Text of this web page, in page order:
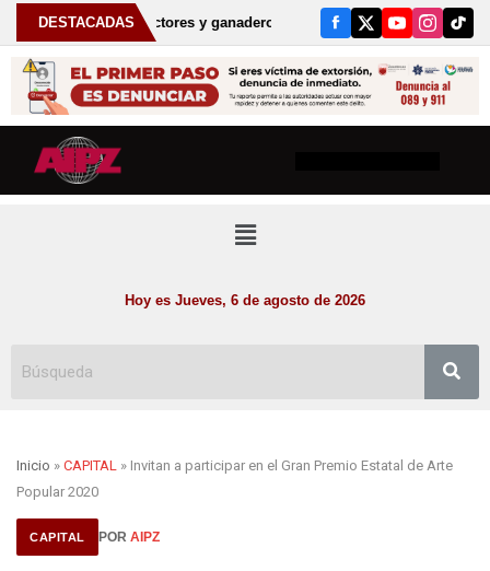
DESTACADAS
productores y ganaderos, anuncia Gobernador David Monreal nueva
Hoy es Jueves, 6 de agosto de 2026
Inicio » CAPITAL » Invitan a participar en el Gran Premio Estatal de Arte
Popular 2020
CAPITAL POR AIPZ